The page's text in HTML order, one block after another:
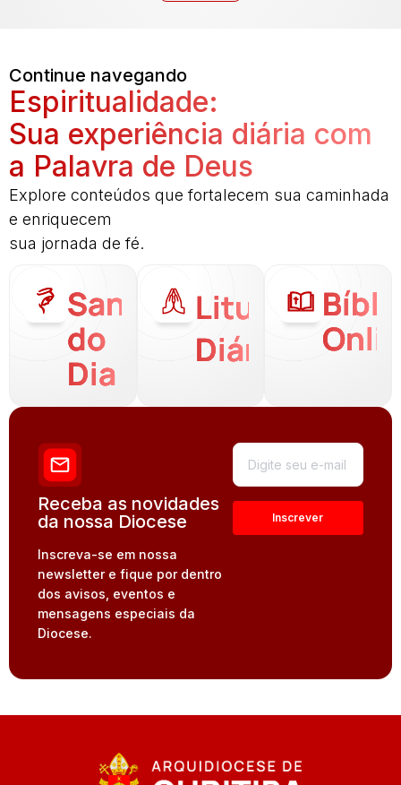
Continue navegando
Espiritualidade:
Sua experiência diária com
a Palavra de Deus
Explore conteúdos que fortalecem sua caminhada
e enriquecem
sua jornada de fé.
Santo
do
Dia
Liturgia
Diária
Receba as novidades
da nossa Diocese
Inscreva-se em nossa
newsletter e fique por dentro
dos avisos, eventos e
mensagens especiais da
Diocese.